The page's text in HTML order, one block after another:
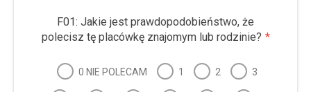
F01: Jakie jest prawdopodobieństwo, że
polecisz tę placówkę znajomym lub rodzinie? *
0 NIE POLECAM 1 2 3